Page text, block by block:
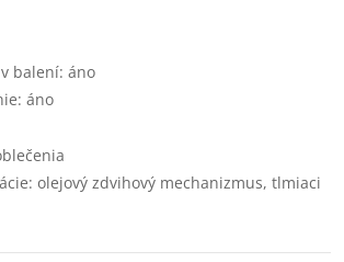
balení: áno
áno
olejový zdvihový mechanizmus, tlmiaci